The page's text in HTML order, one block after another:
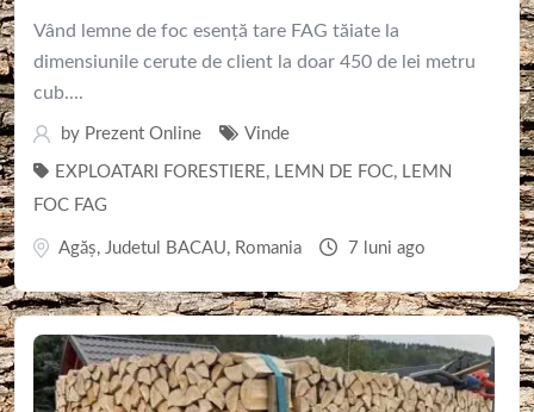
Vând lemne de foc esență tare FAG tăiate la
dimensiunile cerute de client la doar 450 de lei metru
cub....
by Prezent Online Vinde
EXPLOATARI FORESTIERE , LEMN DE FOC, LEMN
FOC FAG
Agăș, Judetul BACAU, Romania 7 luni ago